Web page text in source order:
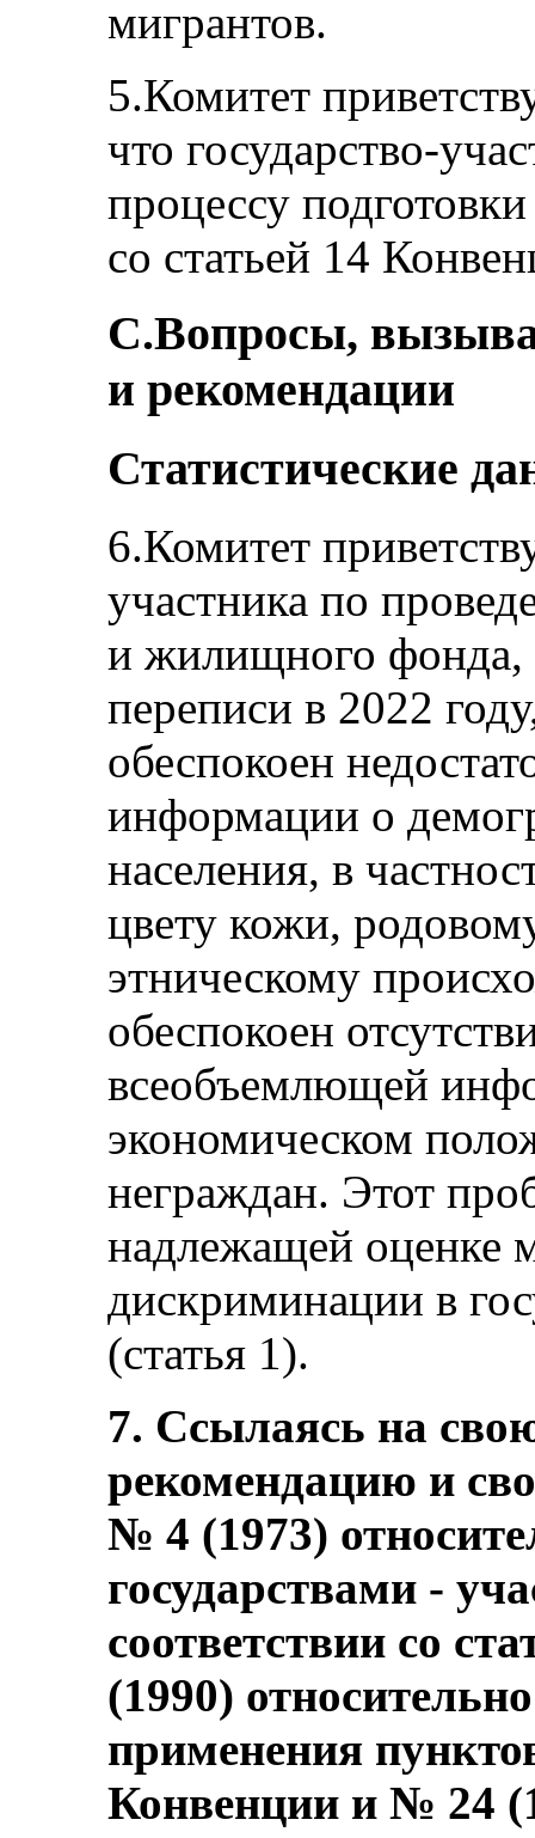
мигрантов.
5.Комитет
что государство-
процессу
со статьей 14
C.Вопросы,
и рекомендации
Статистические
6.Комитет
участника по
и жилищного фонда,
переписи в 2022
обеспокоен
информации о
населения, в
цвету кожи,
этническому
обеспокоен
всеобъемлющей
экономическом
неграждан. Этот
надлежащей оценке
дискриминации в
(статья 1).
7. Ссылаясь на
рекомендацию и
№ 4 (1973)
государствами -
соответствии со
(1990)
применения
Конвенции и № 24